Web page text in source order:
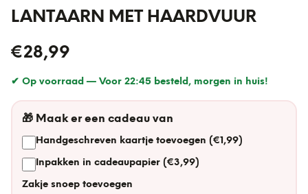
LANTAARN MET HAARDVUUR
€28,99
✔ Op voorraad — Voor 22:45 besteld, morgen in huis!
🎁 Maak er een cadeau van
Handgeschreven kaartje toevoegen (€1,99)
Inpakken in cadeaupapier (€3,99)
Zakje snoep toevoegen